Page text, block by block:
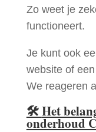
Zo weet je
functioneert.
Je kunt ook
website of
We reageren
🛠Het
onderhoud